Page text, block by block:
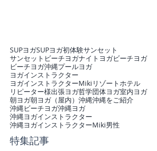
SUPヨガSUPヨガ初体験サンセット
サンセットビーチヨガナイトヨガビーチヨガ
ビーチヨガ沖縄プールヨガ
ヨガインストラクター
ヨガインストラクターMiki リゾートホテル
リピーター様出張ヨガ哲学団体ヨガ室内ヨガ
朝ヨガ朝ヨガ（屋内） 沖縄沖縄をご紹介
沖縄ビーチヨガ沖縄ヨガ
沖縄ヨガインストラクター
沖縄ヨガインストラクターMiki男性
特集記事